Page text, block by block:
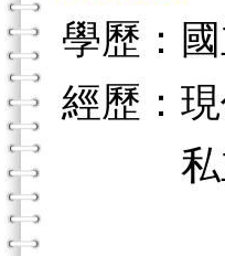
學歷：
經歷：
私立